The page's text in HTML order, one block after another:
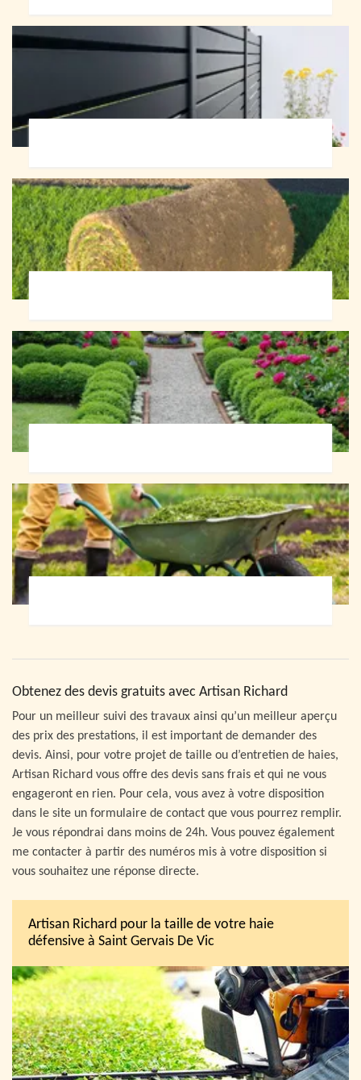
Obtenez des devis gratuits avec Artisan Richard
Pour un meilleur suivi des travaux ainsi qu’un meilleur aperçu
des prix des prestations, il est important de demander des
devis. Ainsi, pour votre projet de taille ou d’entretien de haies,
Artisan Richard vous offre des devis sans frais et qui ne vous
engageront en rien. Pour cela, vous avez à votre disposition
dans le site un formulaire de contact que vous pourrez remplir.
Je vous répondrai dans moins de 24h. Vous pouvez également
me contacter à partir des numéros mis à votre disposition si
vous souhaitez une réponse directe.
Artisan Richard pour la taille de votre haie
défensive à Saint Gervais De Vic